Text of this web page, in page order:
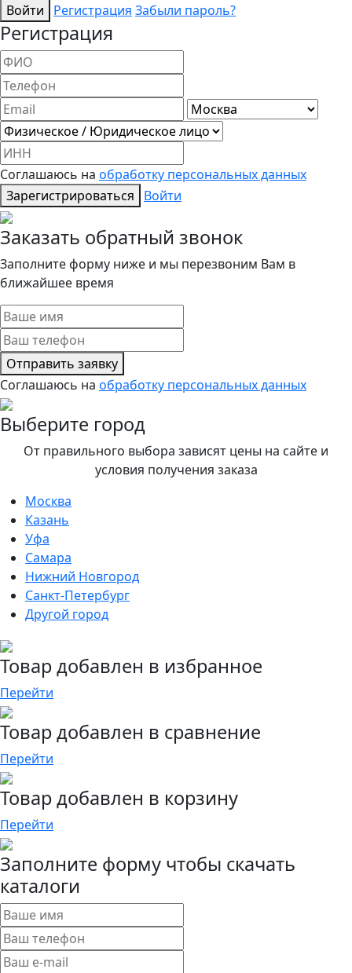
Войти
Регистрация Забыли пароль?
Регистрация
Соглашаюсь на обработку персональных данных
Зарегистрироваться
Войти
Заказать обратный звонок
Заполните форму ниже и мы перезвоним Вам в
ближайшее время
Отправить заявку
Соглашаюсь на обработку персональных данных
Выберите город
От правильного выбора зависят цены на сайте и
условия получения заказа
Москва
Казань
Уфа
Самара
Нижний Новгород
Санкт-Петербург
Другой город
Товар добавлен в избранное
Перейти
Товар добавлен в сравнение
Перейти
Товар добавлен в корзину
Перейти
Заполните форму чтобы скачать
каталоги